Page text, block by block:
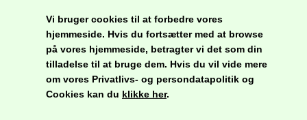
Vi bruger cookies til at forbedre vores
hjemmeside. Hvis du fortsætter med at browse
på vores hjemmeside, betragter vi det som din
tilladelse til at bruge dem. Hvis du vil vide mere
om vores Privatlivs- og persondatapolitik og
Cookies kan du klikke her.
Besøg os på instagram
@nordliefood